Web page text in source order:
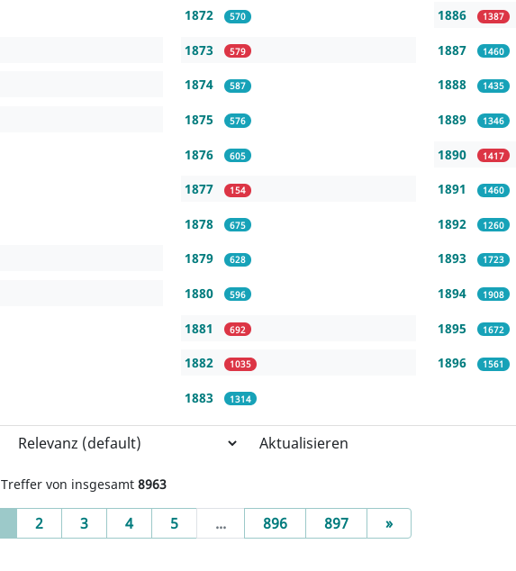
1872 570
1873 579
1874 587
1875 576
1876 605
1877 154
1878 675
1879 628
1880 596
1881 692
1882 1035
1883 1314
1886 1387
1887 1460
1888 1435
1889 1346
1890 1417
1891 1460
1892 1260
1893 1723
1894 1908
1895 1672
1896 1561
Aktualisieren
Treffer von insgesamt 8963
(current)
2 3 4 5 ... 896 897 »Next